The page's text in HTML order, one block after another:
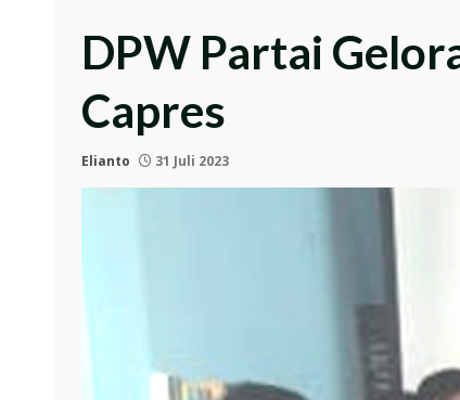
DPW Partai
Capres
Elianto 31 Juli 2023